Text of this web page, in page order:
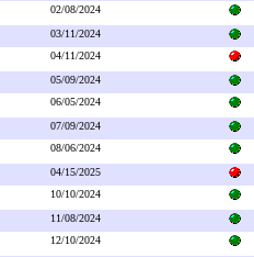
02/08/2024
03/11/2024
04/11/2024
05/09/2024
06/05/2024
07/09/2024
08/06/2024
04/15/2025
10/10/2024
11/08/2024
12/10/2024